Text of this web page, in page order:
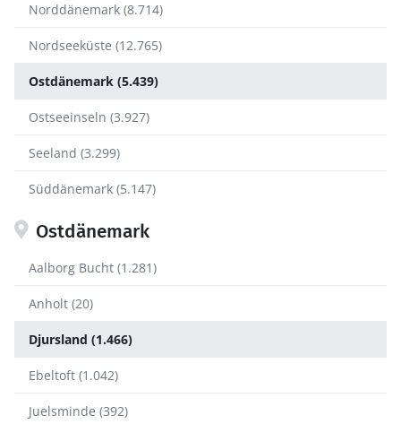
Norddänemark (8.714)
Nordseeküste (12.765)
Ostdänemark (5.439)
Ostseeinseln (3.927)
Seeland (3.299)
Süddänemark (5.147)
Ostdänemark
Aalborg Bucht (1.281)
Anholt (20)
Djursland (1.466)
Ebeltoft (1.042)
Juelsminde (392)